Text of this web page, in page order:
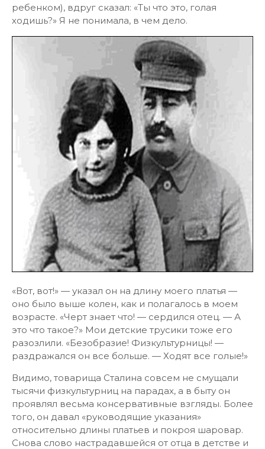
ребенком), вдруг сказал: «Ты что это, голая
ходишь?» Я не понимала, в чем дело.
«Вот, вот!» — указал он на длину моего платья —
оно было выше колен, как и полагалось в моем
возрасте. «Черт знает что! — сердился отец. — А
это что такое?» Мои детские трусики тоже его
разозлили. «Безобразие! Физкультурницы! —
раздражался он все больше. — Ходят все голые!»
Видимо, товарища Сталина совсем не смущали
тысячи физкультурниц на парадах, а в быту он
проявлял весьма консервативные взгляды. Более
того, он давал «руководящие указания»
относительно длины платьев и покроя шаровар.
Снова слово настрадавшейся от отца в детстве и